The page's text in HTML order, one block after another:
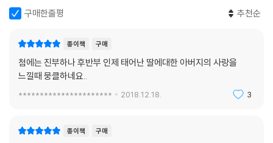
구매한줄평 추천순
종이책 구매
첨에는 진부하나 후반부 인제 태어난 딸에대한 아버지의 사랑을
느낄때 뭉클하네요..
********************** 2018.12.18. 3
종이책 구매